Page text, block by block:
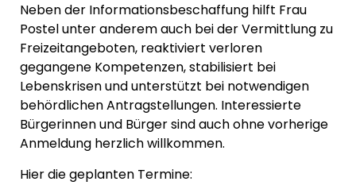
Neben der Informationsbeschaffung hilft Frau
Postel unter anderem auch bei der Vermittlung zu
Freizeitangeboten, reaktiviert verloren
gegangene Kompetenzen, stabilisiert bei
Lebenskrisen und unterstützt bei notwendigen
behördlichen Antragstellungen. Interessierte
Bürgerinnen und Bürger sind auch ohne vorherige
Anmeldung herzlich willkommen.
Hier die geplanten Termine: